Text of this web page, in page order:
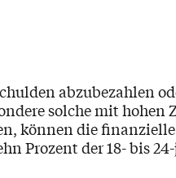
abzubezahlen
solche mit hohen
können die
Prozent der 18- bis